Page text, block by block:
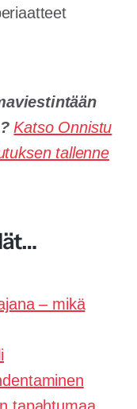
Katso Onnistu
tallenne
– mikä